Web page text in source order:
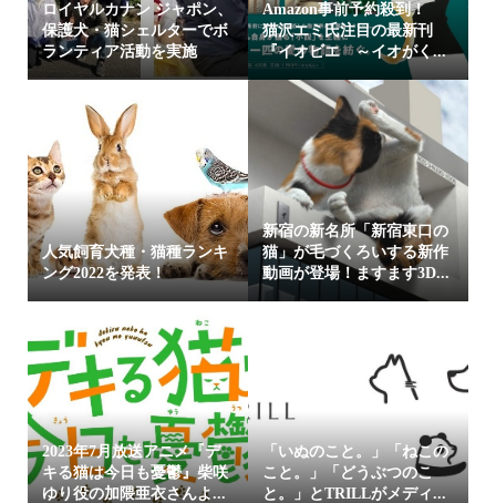
ロイヤルカナン ジャポン、
保護犬・猫シェルターでボ
ランティア活動を実施
Amazon事前予約殺到！
猫沢エミ氏注目の最新刊
『イオビエ ～イオがく...
人気飼育犬種・猫種ランキ
ング2022を発表！
新宿の新名所「新宿東口の
猫」が毛づくろいする新作
動画が登場！ますます3D...
2023年7月放送アニメ『デ
キる猫は今日も憂鬱』柴咲
ゆり役の加隈亜衣さんよ...
「いぬのこと。」「ねこの
こと。」「どうぶつのこ
と。」とTRILLがメディ...